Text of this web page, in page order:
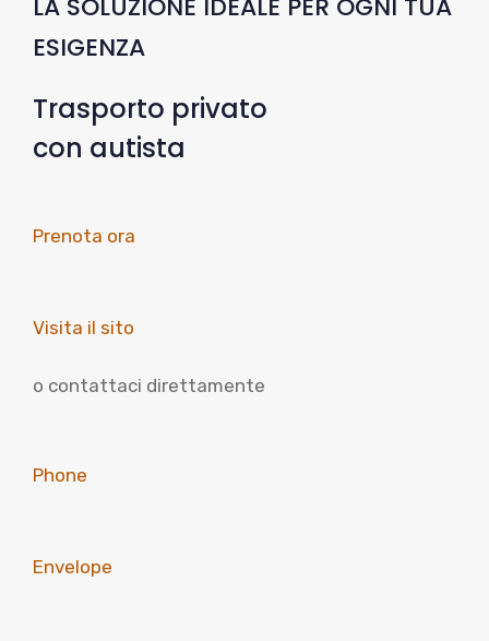
ESIGENZA
Trasporto privato
con autista
Prenota ora
Visita il sito
o contattaci direttamente
Phone
Envelope